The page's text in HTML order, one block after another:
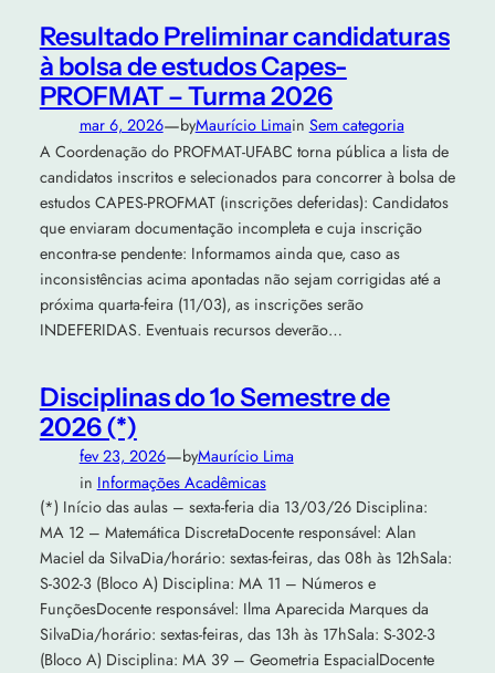
Resultado Preliminar candidaturas
à bolsa de estudos Capes-
PROFMAT – Turma 2026
mar 6, 2026—byMaurício Limain Sem categoria
A Coordenação do PROFMAT-UFABC torna pública a lista de
candidatos inscritos e selecionados para concorrer à bolsa de
estudos CAPES-PROFMAT (inscrições deferidas): Candidatos
que enviaram documentação incompleta e cuja inscrição
encontra-se pendente: Informamos ainda que, caso as
inconsistências acima apontadas não sejam corrigidas até a
próxima quarta-feira (11/03), as inscrições serão
INDEFERIDAS. Eventuais recursos deverão…
Disciplinas do 1o Semestre de
2026 (*)
fev 23, 2026—byMaurício Lima
in Informações Acadêmicas
(*) Início das aulas – sexta-feria dia 13/03/26 Disciplina:
MA 12 – Matemática DiscretaDocente responsável: Alan
Maciel da SilvaDia/horário: sextas-feiras, das 08h às 12hSala:
S-302-3 (Bloco A) Disciplina: MA 11 – Números e
FunçõesDocente responsável: Ilma Aparecida Marques da
SilvaDia/horário: sextas-feiras, das 13h às 17hSala: S-302-3
(Bloco A) Disciplina: MA 39 – Geometria EspacialDocente